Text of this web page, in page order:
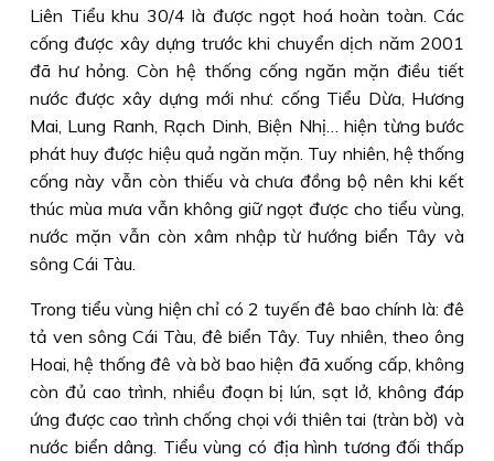
Liên Tiểu khu 30/4 là được ngọt hoá hoàn toàn. Các
cống được xây dựng trước khi chuyển dịch năm 2001
đã hư hỏng. Còn hệ thống cống ngăn mặn điều tiết
nước được xây dựng mới như: cống Tiểu Dừa, Hương
Mai, Lung Ranh, Rạch Dinh, Biện Nhị… hiện từng bước
phát huy được hiệu quả ngăn mặn. Tuy nhiên, hệ thống
cống này vẫn còn thiếu và chưa đồng bộ nên khi kết
thúc mùa mưa vẫn không giữ ngọt được cho tiểu vùng,
nước mặn vẫn còn xâm nhập từ hướng biển Tây và
sông Cái Tàu.
Trong tiểu vùng hiện chỉ có 2 tuyến đê bao chính là: đê
tả ven sông Cái Tàu, đê biển Tây. Tuy nhiên, theo ông
Hoai, hệ thống đê và bờ bao hiện đã xuống cấp, không
còn đủ cao trình, nhiều đoạn bị lún, sạt lở, không đáp
ứng được cao trình chống chọi với thiên tai (tràn bờ) và
nước biển dâng. Tiểu vùng có địa hình tương đối thấp